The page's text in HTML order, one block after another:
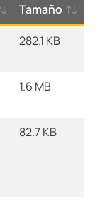
Tamaño
282.1 KB
1.6 MB
82.7 KB